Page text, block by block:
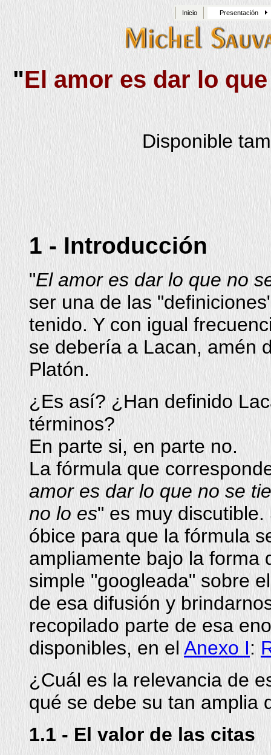
Inicio Presentación
"El amor es dar lo
Disponible
1 - Introducción
"El amor es dar lo que no
ser una de las
tenido. Y con igual
se debería a Lacan, amén
Platón.
¿Es así? ¿Han definido
términos?
En parte si, en parte no.
La fórmula que
amor es dar lo que no se
no lo es" es muy
óbice para que la fórmula
ampliamente bajo la forma
simple "googleada" sobre
de esa difusión y
recopilado parte de esa
disponibles, en el Anexo I:
¿Cuál es la relevancia de
qué se debe su tan amplia
1.1 - El valor de las citas